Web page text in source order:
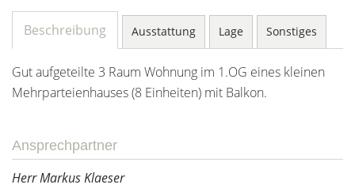
Beschreibung Ausstattung Lage Sonstiges
Gut aufgeteilte 3 Raum Wohnung im 1.OG eines kleinen
Mehrparteienhauses (8 Einheiten) mit Balkon.
Ansprechpartner
Herr Markus Klaeser